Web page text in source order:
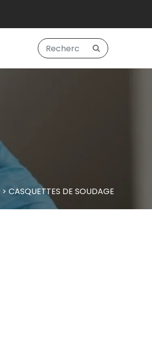
> CASQUETTES DE SOUDAGE